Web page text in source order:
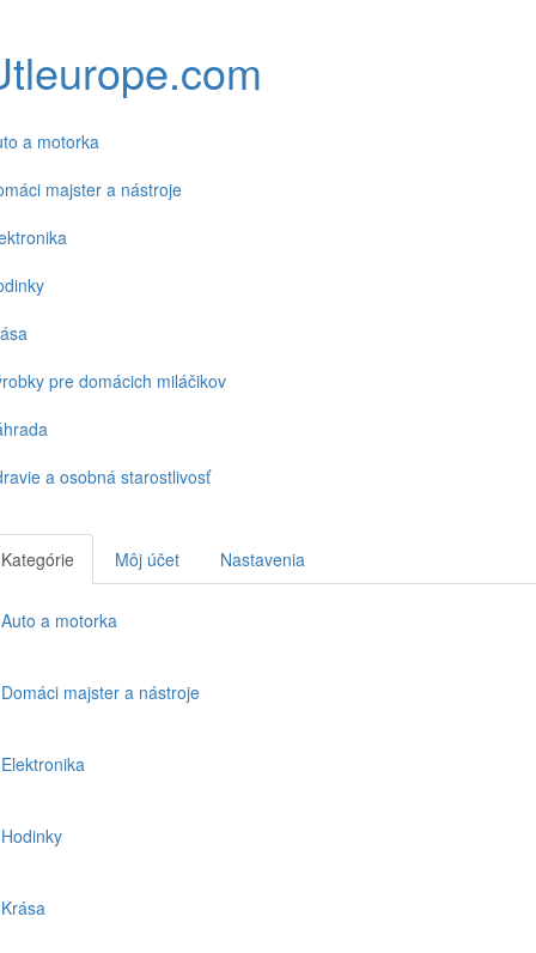
a motorka
majster a nástroje
pre domácich miláčikov
a osobná starostlivosť
Kategórie Môj účet Nastavenia
Auto a motorka
Domáci majster a nástroje
Elektronika
Hodinky
Krása